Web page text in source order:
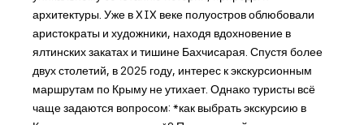
архитектуры. Уже в XIX веке полуостров облюбовали
аристократы и художники, находя вдохновение в
ялтинских закатах и тишине Бахчисарая. Спустя более
двух столетий, в 2025 году, интерес к экскурсионным
маршрутам по Крыму не утихает. Однако туристы всё
чаще задаются вопросом: *как выбрать экскурсию в